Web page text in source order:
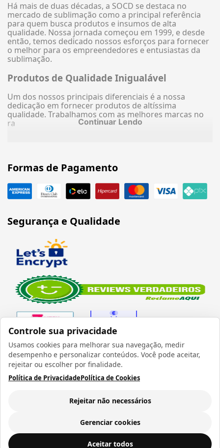
Controle sua privacidade
Usamos cookies para melhorar sua navegação, medir
desempenho e personalizar conteúdos. Você pode aceitar,
rejeitar ou escolher por finalidade.
Política de PrivacidadePolítica de Cookies
Rejeitar não necessários
Gerenciar cookies
Aceitar todos
Caneca Mágica Love Fosca azul Glitter para Sublimação - 325ml (Muda de Cor)
Há mais de duas décadas, a SOCD se destaca no
mercado de sublimação como a principal referência
para quem busca produtos e insumos de alta
qualidade. Nossa jornada começou em 1999, e desde
então, temos dedicado nossos esforços para fornecer
o melhor para os empreendedores e entusiastas da
sublimação.
Produtos de Qualidade Inigualável
Um dos nossos principais diferenciais é a nossa
dedicação em fornecer produtos de altíssima
qualidade. Trabalhamos com as melhores marcas no
ra
Continuar Lendo
Formas de Pagamento
Segurança e Qualidade
Verificada por
COMÉRCIO LTDA EPP | CNPJ: 07.686.203/0001-22